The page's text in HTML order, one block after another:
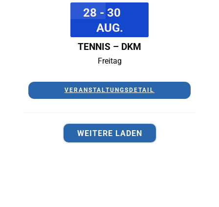
28 - 30
AUG.
TENNIS – DKM
Freitag
VERANSTALTUNGSDETAIL
WEITERE LADEN